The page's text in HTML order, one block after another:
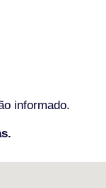
informado.